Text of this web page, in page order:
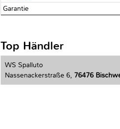
Garantie
Top Händler
WS Spalluto
Nassenackerstraße 6, 76476